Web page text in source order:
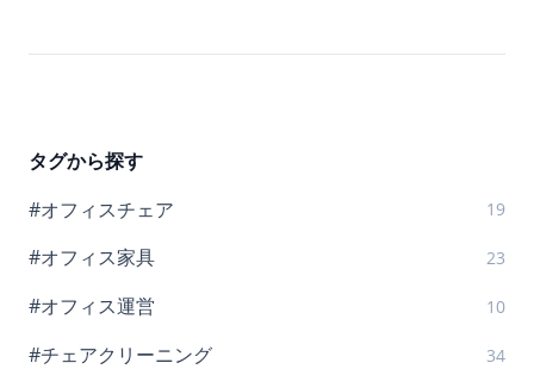
タグから探す
#オフィスチェア 19
#オフィス家具 23
#オフィス運営 10
#チェアクリーニング 34